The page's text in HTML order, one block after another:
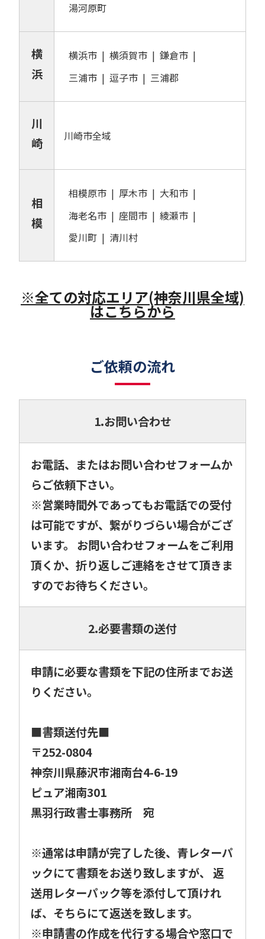
湯河原町
横
浜
横浜市 横須賀市
鎌倉市
三浦市
逗子市 三浦郡
川
崎
川崎市全域
相
模
相模原市 厚木市
大和市
海老名市
座間市
綾瀬市
愛川町
清川村
※全ての対応エリア(神奈川県全域)
はこちらから
ご依頼の流れ
1.お問い合わせ
お電話、またはお問い合わせフォームか
らご依頼下さい。
※営業時間外であってもお電話での受付
は可能ですが、繋がりづらい場合がござ
います。 お問い合わせフォームをご利用
頂くか、折り返しご連絡をさせて頂きま
すのでお待ちください。
2.必要書類の送付
申請に必要な書類を下記の住所までお送
りください。
■書類送付先■
〒252-0804
神奈川県藤沢市湘南台4-6-19
ピュア湘南301
黒羽行政書士事務所 宛
※通常は申請が完了した後、青レターパ
ックにて書類をお送り致しますが、 返
送用レターパック等を添付して頂けれ
ば、そちらにて返送を致します。
※申請書の作成を代行する場合や窓口で